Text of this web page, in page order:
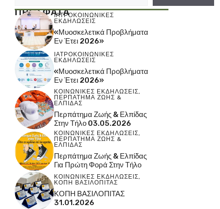
ΠΡΟΣΦΑΤΑΙΑΤΡΟΚΟΙΝΩΝΙΚΕΣ
ΕΚΔΗΛΩΣΕΙΣ
«Μυοσκελετικά Προβλήματα
Εν Έτει 2026»
ΙΑΤΡΟΚΟΙΝΩΝΙΚΕΣ
ΕΚΔΗΛΩΣΕΙΣ
«Μυοσκελετικά Προβλήματα
Εν Έτει 2026»
ΚΟΙΝΩΝΙΚΕΣ ΕΚΔΗΛΩΣΕΙΣ,
ΠΕΡΠΑΤΗΜΑ ΖΩΗΣ &
ΕΛΠΙΔΑΣ
Περπάτημα Ζωής & Ελπίδας
Στην Τήλο 03.05.2026
ΚΟΙΝΩΝΙΚΕΣ ΕΚΔΗΛΩΣΕΙΣ,
ΠΕΡΠΑΤΗΜΑ ΖΩΗΣ &
ΕΛΠΙΔΑΣ
Περπάτημα Ζωής & Ελπίδας
Για Πρώτη Φορά Στην Τήλο
ΚΟΙΝΩΝΙΚΕΣ ΕΚΔΗΛΩΣΕΙΣ,
ΚΟΠΗ ΒΑΣΙΛΟΠΙΤΑΣ
ΚΟΠΗ ΒΑΣΙΛΟΠΙΤΑΣ
31.01.2026